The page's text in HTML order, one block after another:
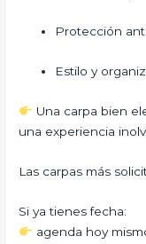
Protección
Estilo y
Una carpa bien
una experiencia
Las carpas más
Si ya tienes fecha:
agenda hoy